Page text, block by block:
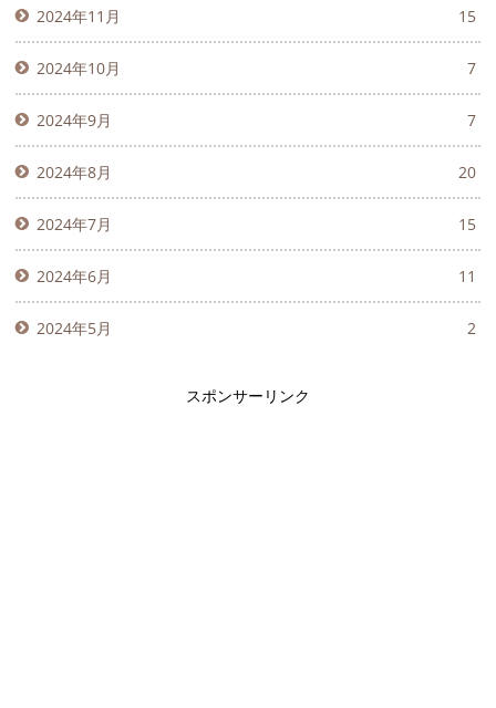
2024年11月 15
2024年10月 7
2024年9月 7
2024年8月 20
2024年7月 15
2024年6月 11
2024年5月 2
スポンサーリンク